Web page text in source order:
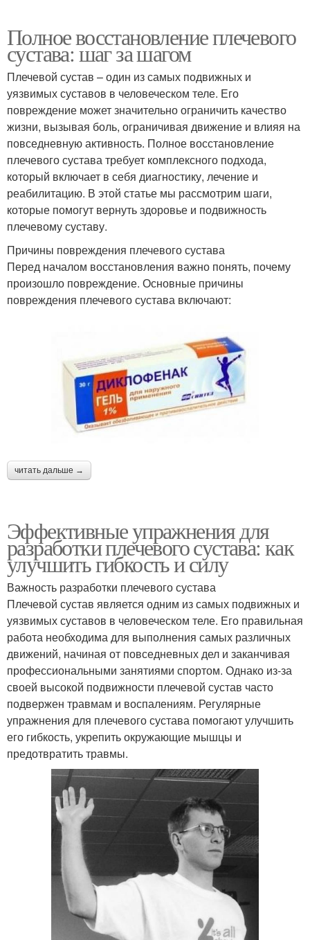
Полное восстановление плечевого
сустава: шаг за шагом
Плечевой сустав – один из самых подвижных и
уязвимых суставов в человеческом теле. Его
повреждение может значительно ограничить качество
жизни, вызывая боль, ограничивая движение и влияя на
повседневную активность. Полное восстановление
плечевого сустава требует комплексного подхода,
который включает в себя диагностику, лечение и
реабилитацию. В этой статье мы рассмотрим шаги,
которые помогут вернуть здоровье и подвижность
плечевому суставу.
Причины повреждения плечевого сустава
Перед началом восстановления важно понять, почему
произошло повреждение. Основные причины
повреждения плечевого сустава включают:
читать дальше →
Эффективные упражнения для
разработки плечевого сустава: как
улучшить гибкость и силу
Важность разработки плечевого сустава
Плечевой сустав является одним из самых подвижных и
уязвимых суставов в человеческом теле. Его правильная
работа необходима для выполнения самых различных
движений, начиная от повседневных дел и заканчивая
профессиональными занятиями спортом. Однако из-за
своей высокой подвижности плечевой сустав часто
подвержен травмам и воспалениям. Регулярные
упражнения для плечевого сустава помогают улучшить
его гибкость, укрепить окружающие мышцы и
предотвратить травмы.